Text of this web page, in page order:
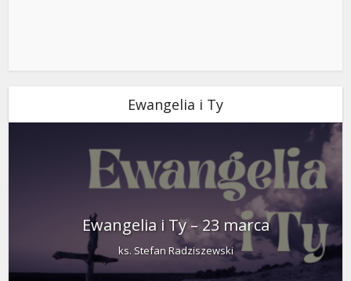
Ewangelia i Ty
Ewangelia i Ty – 23 marca
ks. Stefan Radziszewski